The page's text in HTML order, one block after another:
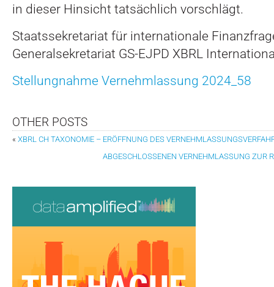
in dieser Hinsicht tatsächlich vorschlägt.
Staatssekretariat für internationale
Generalsekretariat GS-EJPD XBRL
Stellungnahme Vernehmlassung 2024_58
OTHER POSTS
« XBRL CH TAXONOMIE – ERÖFFNUNG DES
ABGESCHLOSSENEN VERNEHMLASSUNG ZUR